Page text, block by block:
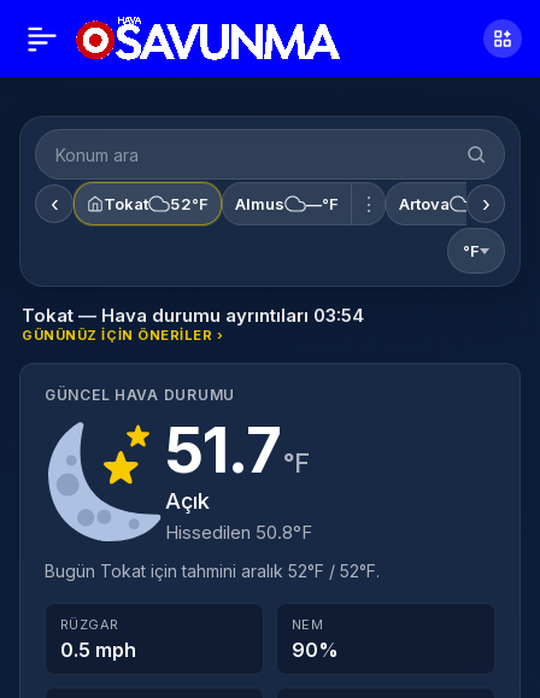
‹ Tokat 52°F Almus —°F ⋮ Artova —°F
›
°F
Tokat — Hava durumu ayrıntıları 03:54
GÜNÜNÜZ IÇIN ÖNERILER ›
GÜNCEL HAVA DURUMU
51.7°F
Açık
Hissedilen 50.8°F
Bugün Tokat için tahmini aralık 52°F / 52°F.
RÜZGAR
0.5 mph
NEM
90%